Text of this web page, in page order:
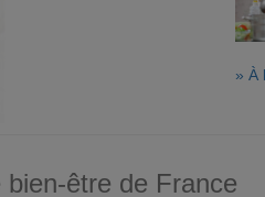
» À
être de France